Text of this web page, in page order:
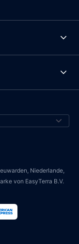
Niederlande,
von EasyTerra B.V.